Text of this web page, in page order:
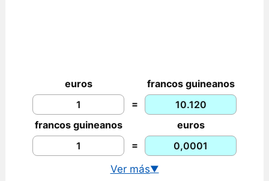
euros
francos guineanos
=
francos guineanos
euros
=
Ver más▼